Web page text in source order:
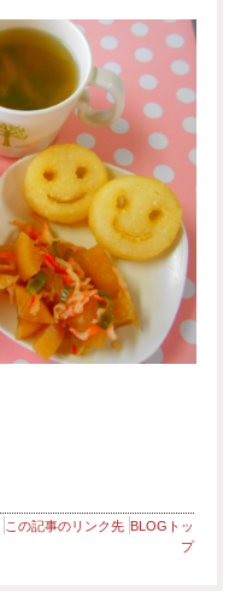
この記事のリンク先 BLOGトッ
プ